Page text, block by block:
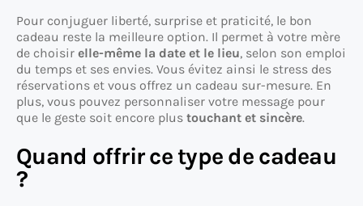
Pour conjuguer liberté, surprise et praticité, le bon
cadeau reste la meilleure option. Il permet à votre mère
de choisir elle-même la date et le lieu, selon son emploi
du temps et ses envies. Vous évitez ainsi le stress des
réservations et vous offrez un cadeau sur-mesure. En
plus, vous pouvez personnaliser votre message pour
que le geste soit encore plus touchant et sincère.
Quand offrir ce type de cadeau
?